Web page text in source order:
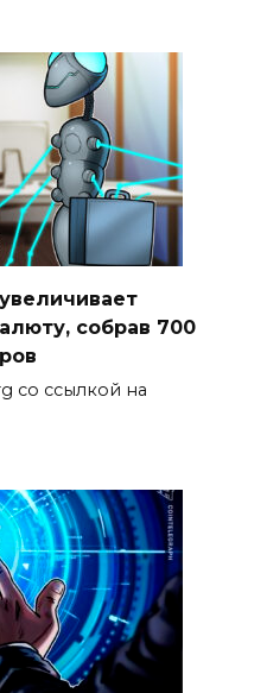
собрав 700
со ссылкой на